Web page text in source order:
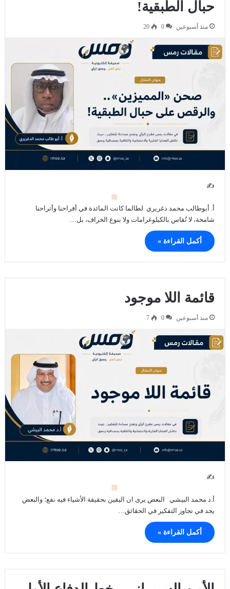
حبال الطبقية!
منذ أسبوعين 0
20
✍
أ. أبوطالب محمد دغريري ​ لطالما كانت المائدة في أفراحنا وأتراحنا
شامخة، لا تُقاس بالكيلوغرامات ولا بنوع الخراف، بل…
أكمل القراءة »
قائمة اللا موجود
منذ أسبوعين 0
7
✍
أ.د محمد البيشي البعض يرى ان اليقين بحقيقة الأشياء فيه نفع؛ والبعض
يجد في تجاوز التفكير في الحقائق…
أكمل القراءة »